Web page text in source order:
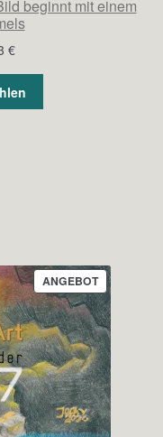
beginnt mit einem
€Preisspanne:
bis
12,53 €
ANGEBOTPRODUKT
IM
ANGEBOT